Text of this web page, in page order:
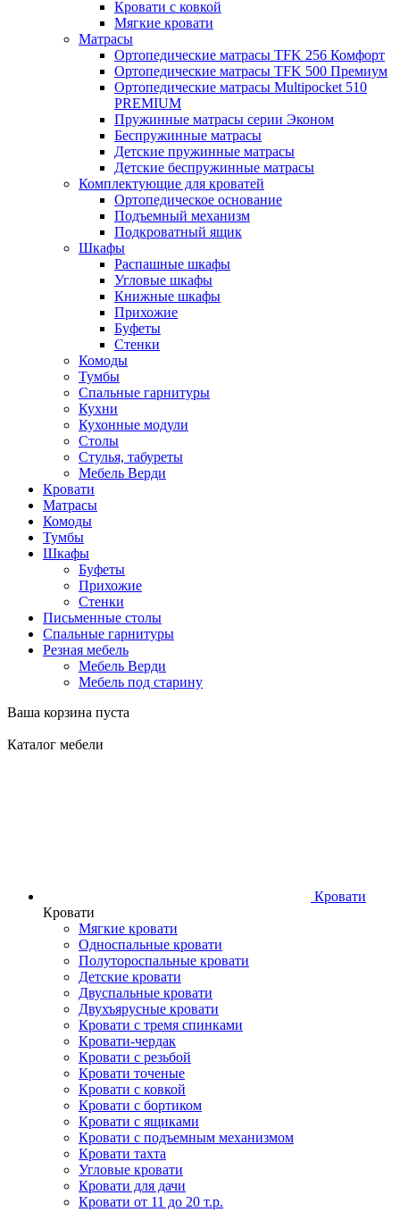
Кровати с ковкой
Мягкие кровати
Матрасы
Ортопедические матрасы TFK 256 Комфорт
Ортопедические матрасы TFK 500 Премиум
Ортопедические матрасы Multipocket 510
PREMIUM
Пружинные матрасы серии Эконом
Беспружинные матрасы
Детские пружинные матрасы
Детские беспружинные матрасы
Комплектующие для кроватей
Ортопедическое основание
Подъемный механизм
Подкроватный ящик
Шкафы
Распашные шкафы
Угловые шкафы
Книжные шкафы
Прихожие
Буфеты
Стенки
Комоды
Тумбы
Спальные гарнитуры
Кухни
Кухонные модули
Столы
Стулья, табуреты
Мебель Верди
Кровати
Матрасы
Комоды
Тумбы
Шкафы
Буфеты
Прихожие
Стенки
Письменные столы
Спальные гарнитуры
Резная мебель
Мебель Верди
Мебель под старину
Ваша корзина пуста
Каталог мебели
Кровати
Кровати
Мягкие кровати
Односпальные кровати
Полутороспальные кровати
Детские кровати
Двуспальные кровати
Двухъярусные кровати
Кровати с тремя спинками
Кровати-чердак
Кровати с резьбой
Кровати точеные
Кровати с ковкой
Кровати с бортиком
Кровати с ящиками
Кровати с подъемным механизмом
Кровати тахта
Угловые кровати
Кровати для дачи
Кровати от 11 до 20 т.р.